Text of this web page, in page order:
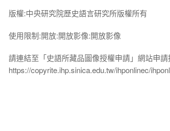
版權:中央研究院歷史語言研究所版權所有
使用限制:開放:開放影像:開放影像
請連結至「史語所藏品圖像授權申請」網站申請
https://copyrite.ihp.sinica.edu.tw/ihponlinec/